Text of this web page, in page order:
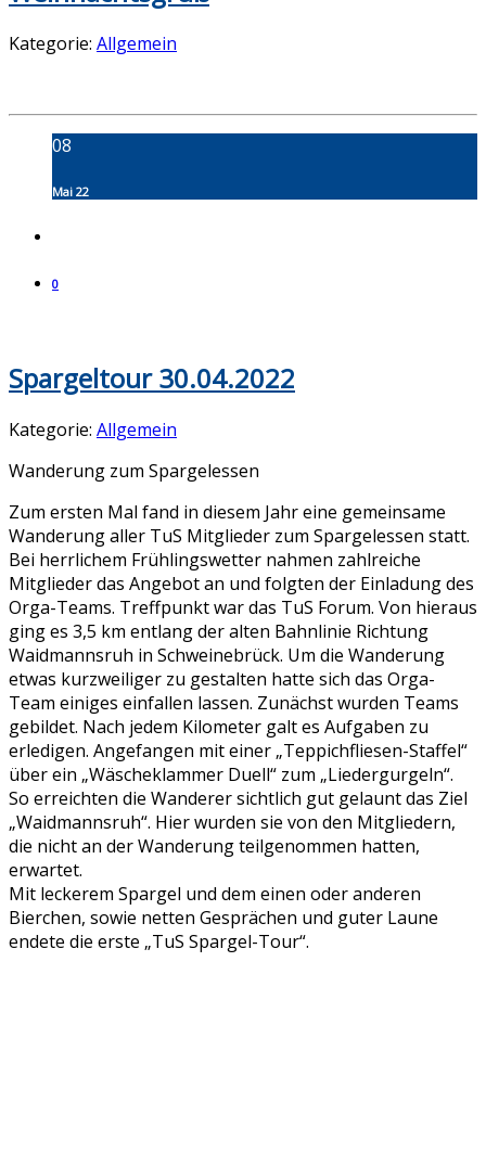
Kategorie: Allgemein
08
Mai 22
0
Spargeltour 30.04.2022
Kategorie: Allgemein
Wanderung zum Spargelessen
Zum ersten Mal fand in diesem Jahr eine gemeinsame
Wanderung aller TuS Mitglieder zum Spargelessen statt.
Bei herrlichem Frühlingswetter nahmen zahlreiche
Mitglieder das Angebot an und folgten der Einladung des
Orga-Teams. Treffpunkt war das TuS Forum. Von hieraus
ging es 3,5 km entlang der alten Bahnlinie Richtung
Waidmannsruh in Schweinebrück. Um die Wanderung
etwas kurzweiliger zu gestalten hatte sich das Orga-
Team einiges einfallen lassen. Zunächst wurden Teams
gebildet. Nach jedem Kilometer galt es Aufgaben zu
erledigen. Angefangen mit einer „Teppichfliesen-Staffel“
über ein „Wäscheklammer Duell“ zum „Liedergurgeln“.
So erreichten die Wanderer sichtlich gut gelaunt das Ziel
„Waidmannsruh“. Hier wurden sie von den Mitgliedern,
die nicht an der Wanderung teilgenommen hatten,
erwartet.
Mit leckerem Spargel und dem einen oder anderen
Bierchen, sowie netten Gesprächen und guter Laune
endete die erste „TuS Spargel-Tour“.